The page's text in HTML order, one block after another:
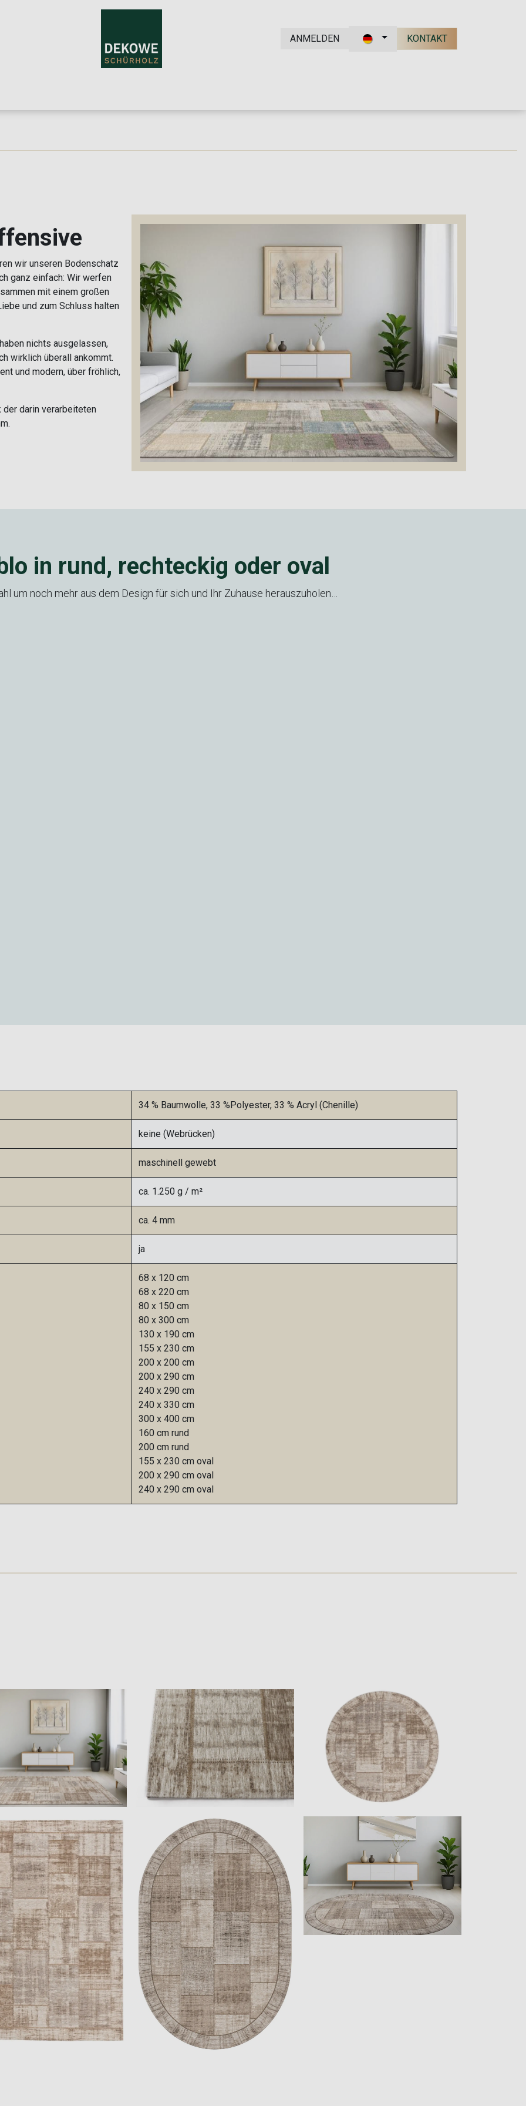
ANMELDEN KONTAKT
wir unseren Bodenschatz
ganz einfach: Wir werfen
mit einem großen
und zum Schluss halten
nichts ausgelassen,
wirklich überall ankommt.
und modern, über fröhlich,
darin verarbeiteten
in rund, rechteckig oder oval
um noch mehr aus dem Design für sich und Ihr Zuhause herauszuholen…
34 % Baumwolle, 33 %Polyester, 33 % Acryl (Chenille)
keine (Webrücken)
maschinell gewebt
ca. 1.250 g / m²
ca. 4 mm
ja
68 x 120 cm
68 x 220 cm
80 x 150 cm
80 x 300 cm
130 x 190 cm
155 x 230 cm
200 x 200 cm
200 x 290 cm
240 x 290 cm
240 x 330 cm
300 x 400 cm
160 cm rund
200 cm rund
155 x 230 cm oval
200 x 290 cm oval
240 x 290 cm oval